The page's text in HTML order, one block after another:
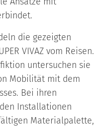
die gezeigten
VIVAZ vom Reisen.
untersuchen sie
Mobilität mit dem
Bei ihren
Installationen
Materialpalette,